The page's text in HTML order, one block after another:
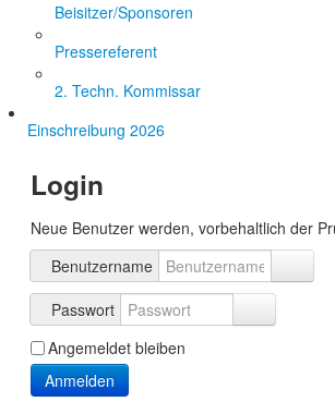
Beisitzer/Sponsoren
Pressereferent
2. Techn. Kommissar
Einschreibung 2026
Login
Neue Benutzer werden, vorbehaltlich der
Benutzername
Passwort
Angemeldet bleiben
Anmelden